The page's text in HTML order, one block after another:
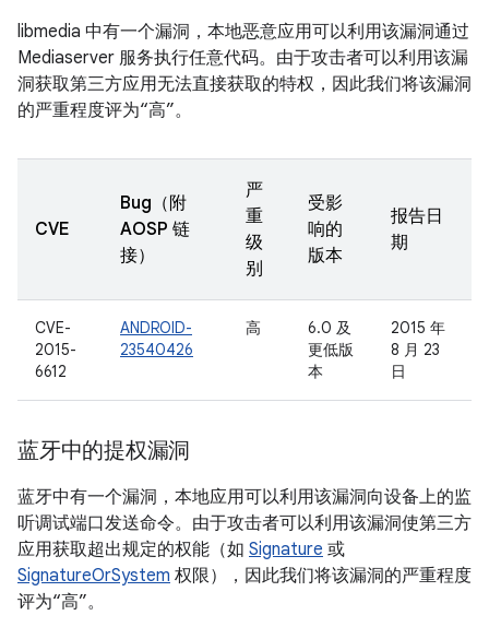
libmedia 中有一个漏洞，本地恶意应用可以利用该漏洞通过
Mediaserver 服务执行任意代码。由于攻击者可以利用该漏
洞获取第三方应用无法直接获取的特权，因此我们将该漏洞
的严重程度评为“高”。
CVE
Bug（附
AOSP 链
接）
严
重
级
别
受影
响的
版本
报告日
期
CVE-
2015-
6612
ANDROID-
23540426
高
6.0 及
更低版
本
2015 年
8 月 23
日
蓝牙中的提权漏洞
蓝牙中有一个漏洞，本地应用可以利用该漏洞向设备上的监
听调试端口发送命令。由于攻击者可以利用该漏洞使第三方
应用获取超出规定的权能（如 Signature 或
SignatureOrSystem 权限），因此我们将该漏洞的严重程度
评为“高”。